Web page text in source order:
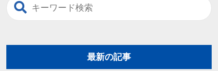
最新の記事